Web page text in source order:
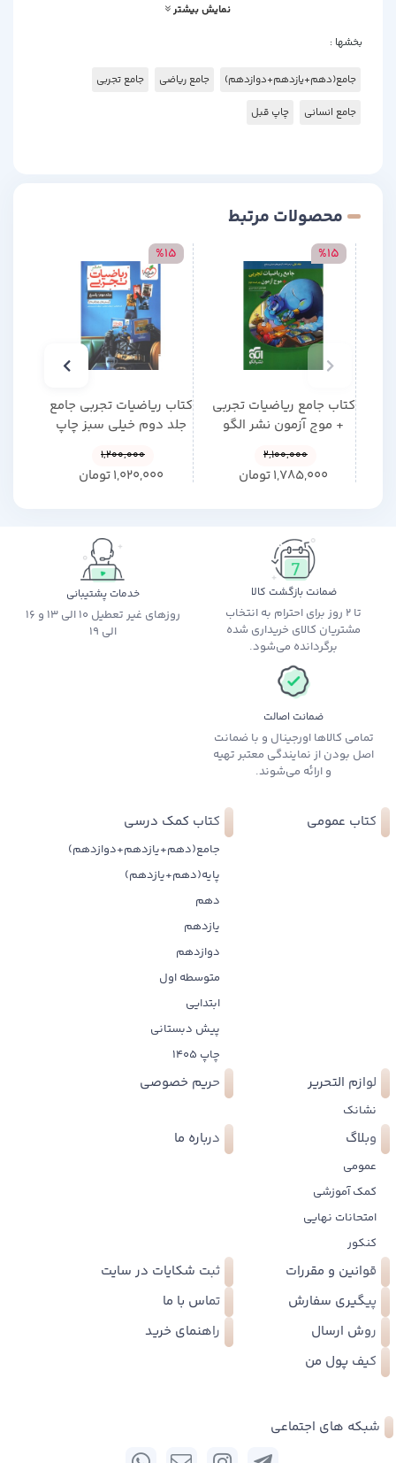
نمایش بیشتر
بخشها :
جامع(دهم+یازدهم+دوازدهم) جامع ریاضی جامع تجربی
جامع انسانی چاپ قبل
محصولات مرتبط
کتاب جامع ریاضیات تجربی
+ موج آزمون نشر الگو
%15
2,100,000
1,785,000تومان
کتاب ریاضیات تجربی جامع
جلد دوم خیلی سبز چاپ
%15
1,200,000
1,020,000تومان
ضمانت بازگشت کالا
تا 2 روز برای احترام به انتخاب
مشتریان کالای خریداری شده
برگردانده می‌شود.
خدمات پشتیبانی
روزهای غیر تعطیل 10 الی 13 و 16
الی 19
ضمانت اصالت
تمامی کالاها اورجینال و با ضمانت
اصل بودن از نمایندگی معتبر تهیه
و ارائه می‌شوند.
کتاب عمومی کتاب کمک درسی
جامع(دهم+یازدهم+دوازدهم)
پایه(دهم+یازدهم)
دهم
یازدهم
دوازدهم
متوسطه اول
ابتدایی
پیش دبستانی
چاپ 1405
لوازم التحریر
نشانک
حریم خصوصی
وبلاگ
عمومی
کمک آموزشی
امتحانات نهایی
کنکور
درباره ما
قوانین و مقررات
ثبت شکایات در سایت
پیگیری سفارش
تماس با ما
روش ارسال
راهنمای خرید
کیف پول من
شبکه های اجتماعی